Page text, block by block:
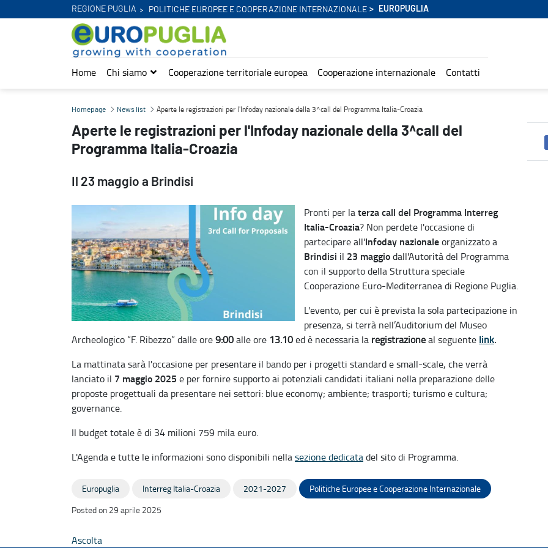
REGIONE PUGLIA POLITICHE EUROPEE E COOPERAZIONE INTERNAZIONALE EUROPUGLIA
Home Chi siamo Cooperazione territoriale europea Cooperazione internazionale Contatti
Aperte le registrazioni per l'Infoday nazionale della 3^call del Programma Italia-Croazia - Europuglia
Homepage News list Aperte le registrazioni per l'Infoday nazionale della 3^call del Programma Italia-Croazia
Aperte le registrazioni per l'Infoday nazionale della 3^call del
Programma Italia-Croazia
Il 23 maggio a Brindisi
Pronti per laterza call del Programma Interreg
Italia-Croazia? Non perdete l'occasione di
partecipare all'Infoday nazionaleorganizzato a
Brindisi il 23 maggiodall'Autorità del Programma
con il supporto della Struttura speciale
Cooperazione Euro-Mediterranea di Regione Puglia.
L'evento, per cui è prevista la sola partecipazione in
presenza, si terrà nell’Auditorium del Museo
Archeologico “F. Ribezzo” dalle ore9:00alle ore 13.10ed è necessaria la registrazioneal seguente link.
La mattinata sarà l'occasione per presentare il bando per i progetti standard e small-scale, che verrà
lanciato il 7 maggio 2025 e per fornire supporto ai potenziali candidati italiani nella preparazione delle
proposte progettuali da presentare nei settori: blue economy; ambiente; trasporti; turismo e cultura;
governance.
Il budget totale è di 34 milioni 759 mila euro.
L'Agenda e tutte le informazioni sono disponibili nellasezione dedicatadel sito di Programma.
Europuglia Interreg Italia-Croazia 2021-2027
Politiche Europee e Cooperazione Internazionale
Posted on 29 aprile 2025
Ascolta